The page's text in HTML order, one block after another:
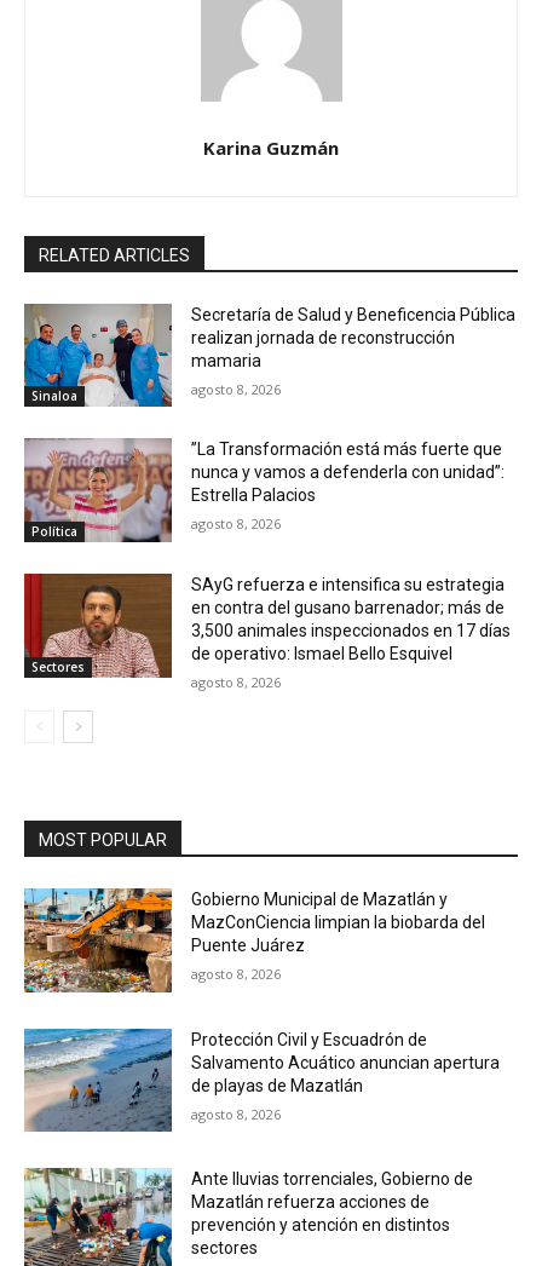
Karina Guzmán
RELATED ARTICLES
Sinaloa
Secretaría de Salud y Beneficencia Pública
realizan jornada de reconstrucción
mamaria
agosto 8, 2026
Política
”La Transformación está más fuerte que
nunca y vamos a defenderla con unidad”:
Estrella Palacios
agosto 8, 2026
Sectores
SAyG refuerza e intensifica su estrategia
en contra del gusano barrenador; más de
3,500 animales inspeccionados en 17 días
de operativo: Ismael Bello Esquivel
agosto 8, 2026
MOST POPULAR
Gobierno Municipal de Mazatlán y
MazConCiencia limpian la biobarda del
Puente Juárez
agosto 8, 2026
Protección Civil y Escuadrón de
Salvamento Acuático anuncian apertura
de playas de Mazatlán
agosto 8, 2026
Ante lluvias torrenciales, Gobierno de
Mazatlán refuerza acciones de
prevención y atención en distintos
sectores